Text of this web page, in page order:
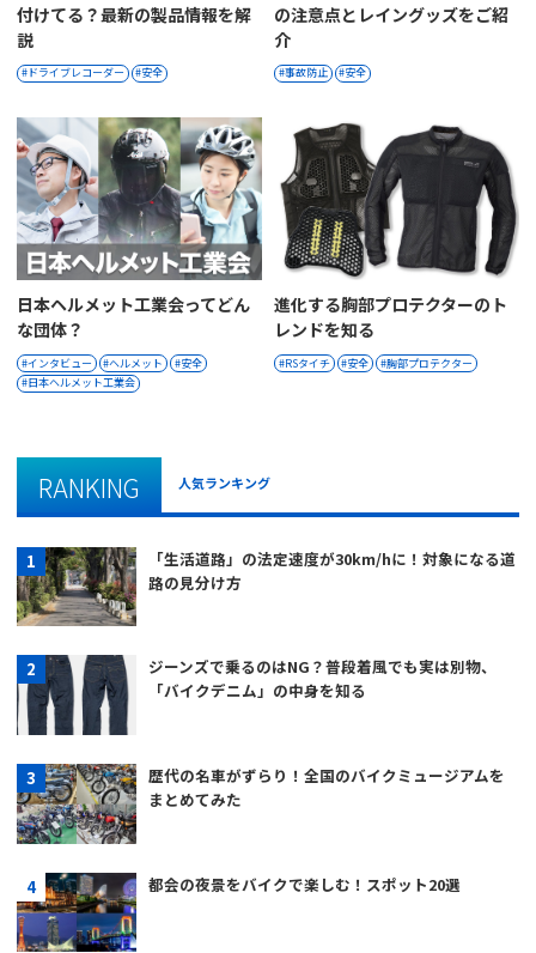
付けてる？最新の製品情報を解
説
ドライブレコーダー 安全
の注意点とレイングッズをご紹
介
事故防止 安全
日本ヘルメット工業会ってどん
な団体？
インタビュー ヘルメット
安全
日本ヘルメット工業会
進化する胸部プロテクターのト
レンドを知る
RSタイチ 安全 胸部プロテクター
RANKING 人気ランキング
「生活道路」の法定速度が30km/hに！対象になる道
路の見分け方
ジーンズで乗るのはNG？普段着風でも実は別物、
「バイクデニム」の中身を知る
歴代の名車がずらり！全国のバイクミュージアムを
まとめてみた
都会の夜景をバイクで楽しむ！スポット20選